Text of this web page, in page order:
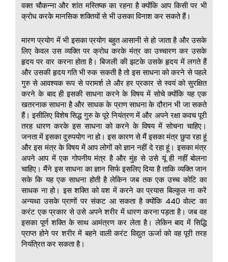
वक्त चौकन्ना और शांत मस्तिष्क का रहना है क्योंकि आप किसी पर भी
क्रोध करके मानसिक शक्तियों से भी उसका विनाश कर सकते हैं।
मारण प्रयोग में भी इसका प्रयोग बहुत आसानी से हो जाता है और उसके
लिए केवल उस व्यक्ति पर क्रोध करके मंत्र का उच्चारण कर उसके
हृदय पर वार करना होता है। बिजली की झटके उसके हृदय में लगते हैं
और उसकी हृदय गति भी रुक सकती है तो इस साधना को करने से पहले
गुरु से आवश्यक रूप से परामर्श ले और हर प्रकार से स्वयं को सुरक्षित
करने के बाद ही इसकी साधना करने के विषय में सोचे क्योंकि यह एक
खतरनाक साधना है और साधक के प्राण साधना के दौरान भी जा सकते
हैं। इसीलिए विशेष सिद्ध गुरु के पूरे नियंत्रण में और अपने रक्षा कवच पूरी
तरह धारण करके इस साधना को करने के विषय में सोचना चाहिए।
जनता में इसका दुरुपयोग ना हो। इस कारण से मैं इसका मंत्र छुपा रहा हूं
और इस मंत्र के विषय में आप लोगों को ज्ञान नहीं दे रहा हूं। इसका मंत्र
अपने आप में एक गोपनीय मंत्र है और मुंह से उसे यूं ही नहीं बोलना
चाहिए। मैंने इस साधना का ज्ञान सिर्फ इसलिए दिया है ताकि व्यक्ति जान
सके कि यह एक साधना होती है लेकिन जब तक एक उच्च कोटि का
साधक ना हो। इस शक्ति को वश में करने का प्रयास बिल्कुल ना करें
अन्यथा उसके प्राणों पर संकट आ सकता है क्योंकि 440 वोल्ट का
करंट एक प्रकार से उसे अपने शरीर में धारण करना पड़ता है। जब वह
इसका पूर्ण शक्ति के साथ आमंत्रण कर लेता है। लेकिन बाद में सिद्धि
प्राप्त होने पर शरीर में बहने वाली करंट विद्युत ऊर्जा को वह पूरी तरह
नियंत्रित कर सकता है।